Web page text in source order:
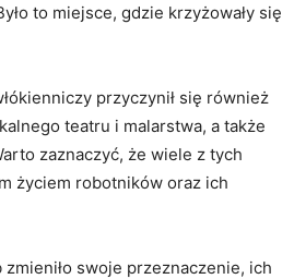
to miejsce, gdzie krzyżowały się
przyczynił się również
teatru i malarstwa, a także
zaznaczyć, że wiele z tych
życiem robotników oraz ich
swoje przeznaczenie, ich